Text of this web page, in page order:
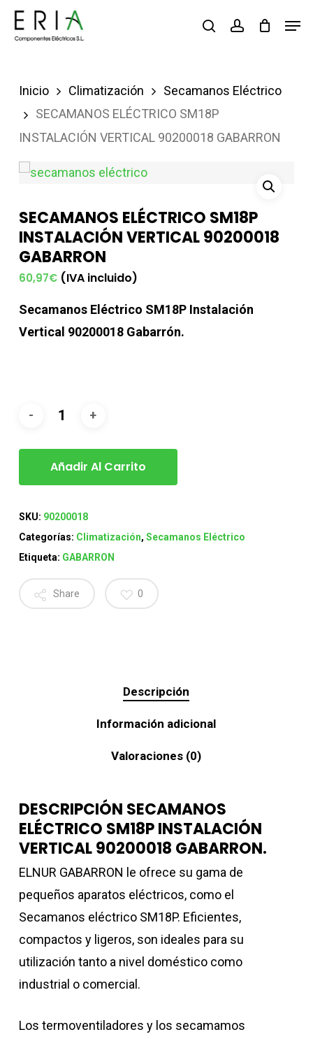
Saltar
buscaraccount
Inicio Climatización
Secamanos Eléctrico
SECAMANOS ELÉCTRICO SM18P
INSTALACIÓN VERTICAL 90200018 GABARRON
SECAMANOS ELÉCTRICO SM18P
INSTALACIÓN VERTICAL 90200018
GABARRON
60,97€ (IVA incluido)
Secamanos Eléctrico SM18P Instalación
Vertical 90200018 Gabarrón.
Añadir Al Carrito
SKU: 90200018
Categorías: Climatización, Secamanos Eléctrico
Etiqueta: GABARRON
Share 0
Descripción
Información adicional
Valoraciones (0)
DESCRIPCIÓN SECAMANOS
ELÉCTRICO SM18P INSTALACIÓN
VERTICAL 90200018 GABARRON.
ELNUR GABARRON le ofrece su gama de
pequeños aparatos eléctricos, como el
Secamanos eléctrico SM18P. Eficientes,
compactos y ligeros, son ideales para su
utilización tanto a nivel doméstico como
industrial o comercial.
Los termoventiladores y los secamamos